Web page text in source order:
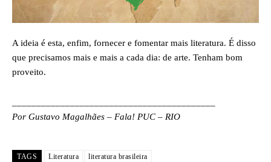
A ideia é esta, enfim, fornecer e fomentar mais literatura. É disso
que precisamos mais e mais a cada dia: de arte. Tenham bom
proveito.
Por Gustavo Magalhães – Fala! PUC – RIO
TAGS Literatura literatura brasileira